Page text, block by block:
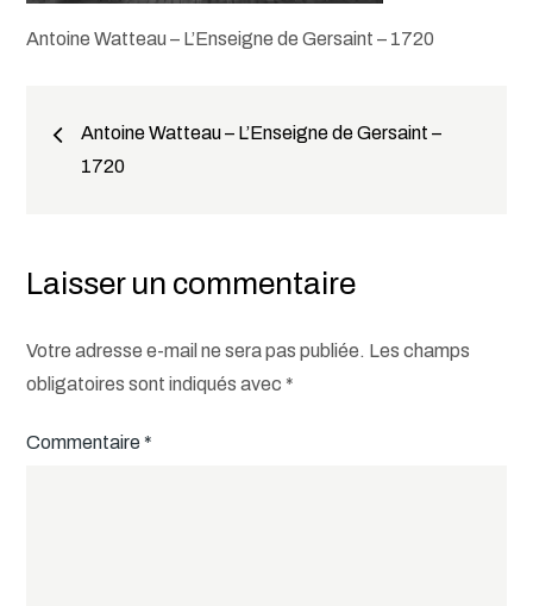
Antoine Watteau – L’Enseigne de Gersaint – 1720
Navigation
de
l’article
Antoine Watteau – L’Enseigne de Gersaint –
1720
Laisser un commentaire
Votre adresse e-mail ne sera pas publiée. Les champs
obligatoires sont indiqués avec *
Commentaire *